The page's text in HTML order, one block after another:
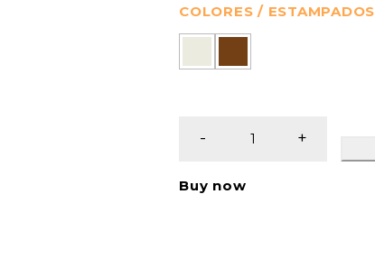
COLORES / ESTAMPADOS
Buy now